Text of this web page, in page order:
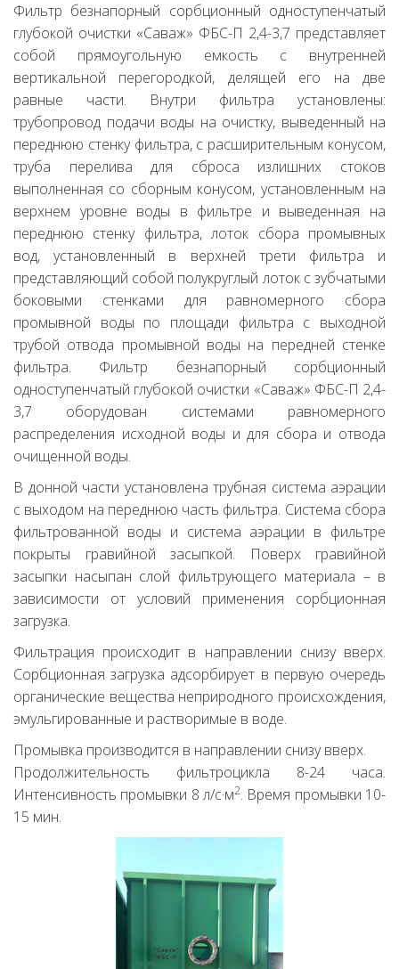
Фильтр безнапорный сорбционный одноступенчатый
глубокой очистки «Саваж» ФБС-П 2,4-3,7 представляет
собой прямоугольную емкость с внутренней
вертикальной перегородкой, делящей его на две
равные части. Внутри фильтра установлены:
трубопровод подачи воды на очистку, выведенный на
переднюю стенку фильтра, с расширительным конусом,
труба перелива для сброса излишних стоков
выполненная со сборным конусом, установленным на
верхнем уровне воды в фильтре и выведенная на
переднюю стенку фильтра, лоток сбора промывных
вод, установленный в верхней трети фильтра и
представляющий собой полукруглый лоток с зубчатыми
боковыми стенками для равномерного сбора
промывной воды по площади фильтра с выходной
трубой отвода промывной воды на передней стенке
фильтра. Фильтр безнапорный сорбционный
одноступенчатый глубокой очистки «Саваж» ФБС-П 2,4-
3,7 оборудован системами равномерного
распределения исходной воды и для сбора и отвода
очищенной воды.
В донной части установлена трубная система аэрации
с выходом на переднюю часть фильтра. Система сбора
фильтрованной воды и система аэрации в фильтре
покрыты гравийной засыпкой. Поверх гравийной
засыпки насыпан слой фильтрующего материала – в
зависимости от условий применения сорбционная
загрузка.
Фильтрация происходит в направлении снизу вверх.
Сорбционная загрузка адсорбирует в первую очередь
органические вещества неприродного происхождения,
эмульгированные и растворимые в воде.
Промывка производится в направлении снизу вверх.
Продолжительность фильтроцикла 8-24 часа.
Интенсивность промывки 8 л/с·м2. Время промывки 10-
15 мин.